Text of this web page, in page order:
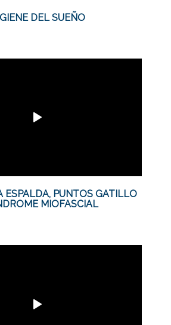
DEL SUEÑO
ESPALDA, PUNTOS GATILLO
MIOFASCIAL